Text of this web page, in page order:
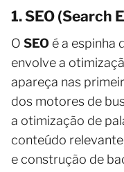
1. SEO (Search
O SEO é a espinha
envolve a
apareça nas
dos motores de
a otimização de
conteúdo
e construção de